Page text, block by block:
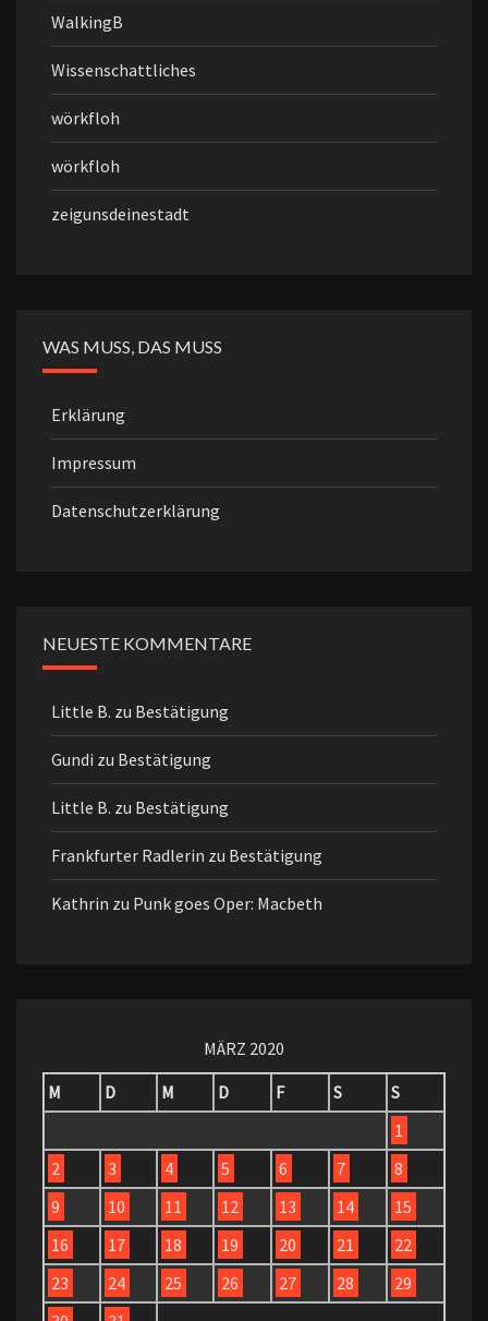
WalkingB
Wissenschattliches
wörkfloh
wörkfloh
zeigunsdeinestadt
WAS MUSS, DAS MUSS
Erklärung
Impressum
Datenschutzerklärung
NEUESTE KOMMENTARE
Little B. zu Bestätigung
Gundi zu Bestätigung
Little B. zu Bestätigung
Frankfurter Radlerin zu Bestätigung
Kathrin zu Punk goes Oper: Macbeth
MÄRZ 2020
M
D M D F S
S
1
2
3 4 5 6 7
8
9
10 11 12 13 14
15
16
17 18 19 20 21
22
23
24 25 26 27 28
29